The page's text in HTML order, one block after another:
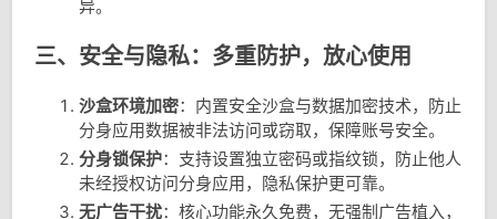
异。
三、安全与隐私：多重防护，放心使用
沙盒环境加密：内置安全沙盒与数据加密技术，防止
分身应用数据被非法访问或窃取，保障账号安全。
分身锁保护：支持设置独立密码或指纹锁，防止他人
未经授权访问分身应用，隐私保护更可靠。
无广告干扰：核心功能永久免费，无强制广告植入，